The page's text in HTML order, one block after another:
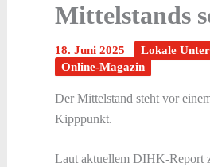
Mittelstands
18. Juni 2025
Lokale
Online-Magazin
Der Mittelstand steht vor
Kipppunkt.
Laut aktuellem DIHK-Report